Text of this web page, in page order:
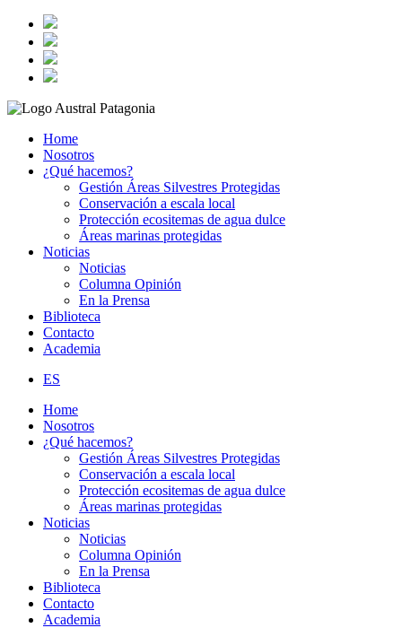
Home
Nosotros
¿Qué hacemos?
Gestión Áreas Silvestres Protegidas
Conservación a escala local
Protección ecositemas de agua dulce
Áreas marinas protegidas
Noticias
Noticias
Columna Opinión
En la Prensa
Biblioteca
Contacto
Academia
ES
Home
Nosotros
¿Qué hacemos?
Gestión Áreas Silvestres Protegidas
Conservación a escala local
Protección ecositemas de agua dulce
Áreas marinas protegidas
Noticias
Noticias
Columna Opinión
En la Prensa
Biblioteca
Contacto
Academia